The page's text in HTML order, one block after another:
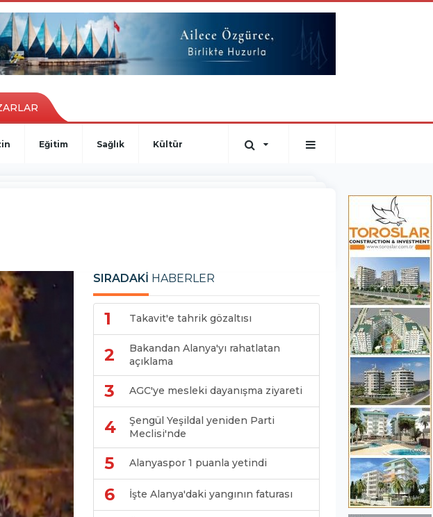
Eğitim Sağlık Kültür
SIRADAKİ HABERLER
1 Takavit'e tahrik gözaltısı
2
Bakandan Alanya'yı rahatlatan
açıklama
3 AGC'ye mesleki dayanışma ziyareti
4
Şengül Yeşildal yeniden Parti
Meclisi'nde
5 Alanyaspor 1 puanla yetindi
6 İşte Alanya'daki yangının faturası